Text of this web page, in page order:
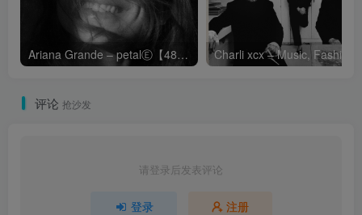
Ariana Grande – petalⒺ【48kHz／24bit】英国区
评论 抢沙发
请登录后发表评论
登录 注册